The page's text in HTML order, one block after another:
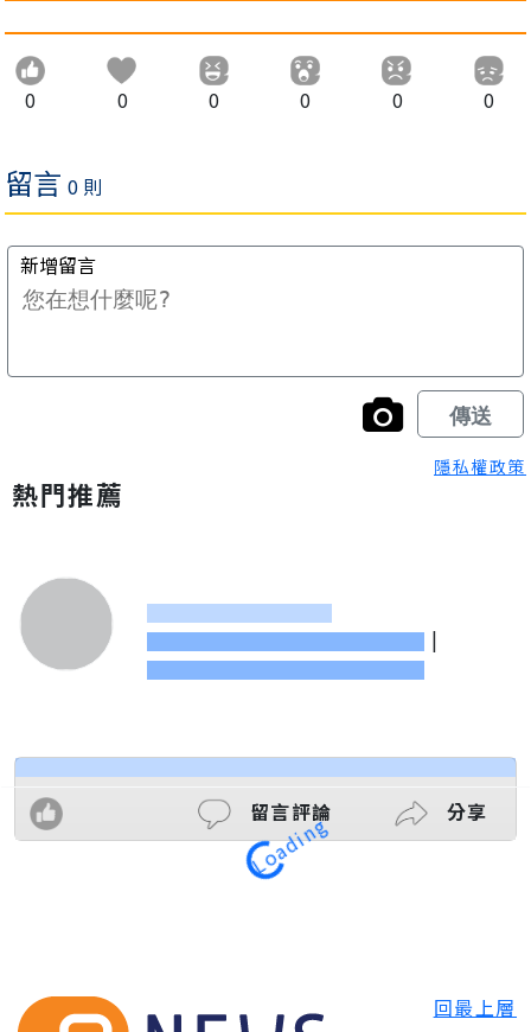
0 0 0 0 0 0
隱私權政策
熱門推薦
|
留言評論 分享
Loading
回最上層